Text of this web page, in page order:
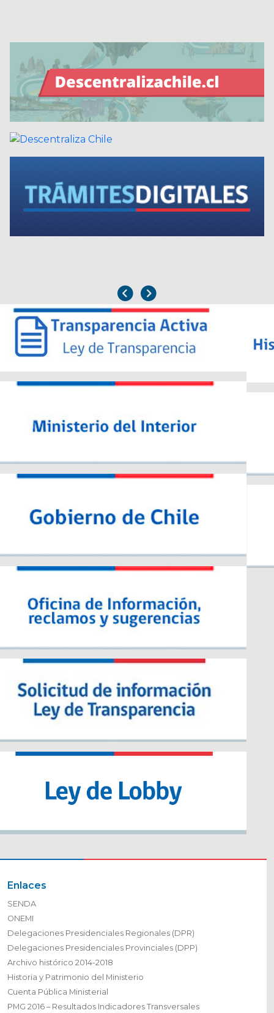
Enlaces
SENDA
ONEMI
Delegaciones Presidenciales Regionales (DPR)
Delegaciones Presidenciales Provinciales (DPP)
Archivo histórico 2014-2018
Historia y Patrimonio del Ministerio
Cuenta Pública Ministerial
PMG 2016 – Resultados Indicadores Transversales